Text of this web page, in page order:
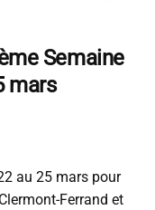
Semaine
mars
au 25 mars pour
Ferrand et